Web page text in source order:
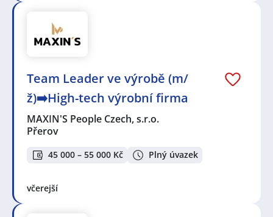
Team Leader ve výrobě (m/
ž)➡️High-tech výrobní firma
MAXIN'S People Czech, s.r.o.
Přerov
45 000 – 55 000 Kč Plný úvazek
včerejší